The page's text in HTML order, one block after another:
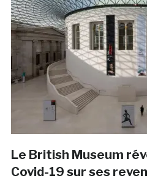
Le British Museum
Covid-19 sur ses